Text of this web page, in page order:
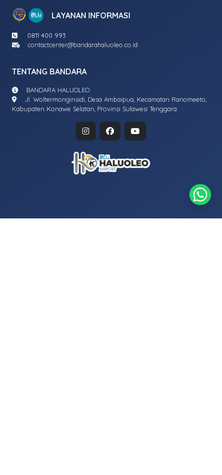
LAYANAN INFORMASI
0811 400 993
contactcenter@bandarahaluoleo.co.id
TENTANG BANDARA
BANDARA HALUOLEO
Jl. Woltermonginsidi, Desa Ambaipua, Kecamatan Ranomeeto,
Kabupaten Konawe Selatan, Provinsi Sulawesi Tenggara